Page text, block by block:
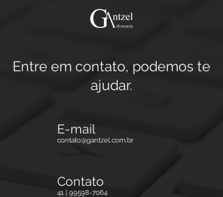
Entre em contato, podemos te
ajudar.
E-mail
contato@gantzel.com.br
Contato
41 | 99598-7064